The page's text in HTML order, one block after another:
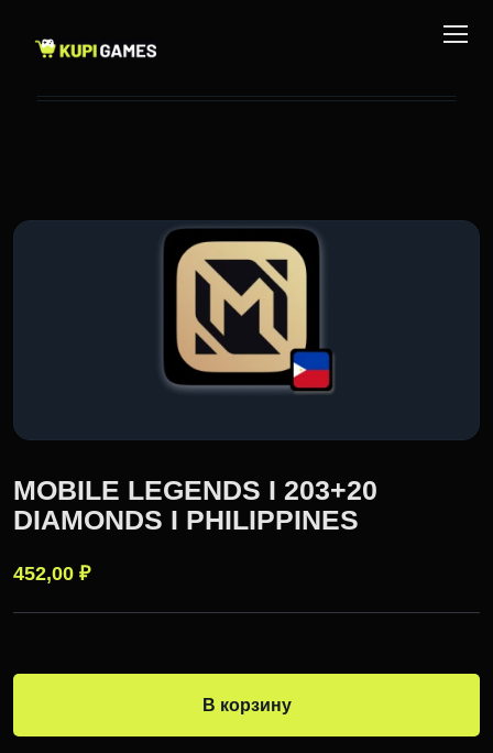
MOBILE LEGENDS I 203+20
DIAMONDS I PHILIPPINES
452,00 ₽
В корзину